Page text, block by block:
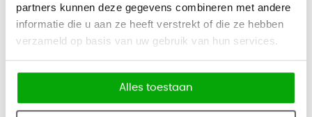
partners kunnen deze gegevens combineren met andere
informatie die u aan ze heeft verstrekt of die ze hebben
verzameld op basis van uw gebruik van hun services.
Alles toestaan
Eigenschappen
schermpositie
Geschikt voor laptops tot 17 inch
Volledig plat inklapbaar en draagbaar